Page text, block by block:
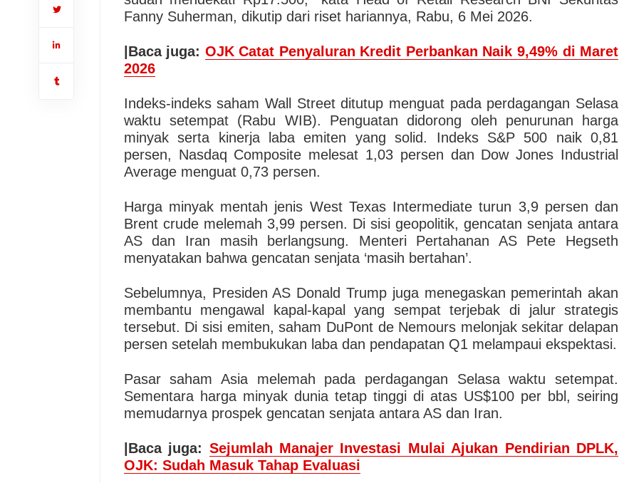
Fanny Suherman, dikutip dari riset hariannya, Rabu, 6 Mei 2026.
|Baca juga: OJK Catat Penyaluran Kredit Perbankan Naik 9,49% di Maret
2026
Indeks-indeks saham Wall Street ditutup menguat pada perdagangan Selasa
waktu setempat (Rabu WIB). Penguatan didorong oleh penurunan harga
minyak serta kinerja laba emiten yang solid. Indeks S&P 500 naik 0,81
persen, Nasdaq Composite melesat 1,03 persen dan Dow Jones Industrial
Average menguat 0,73 persen.
Harga minyak mentah jenis West Texas Intermediate turun 3,9 persen dan
Brent crude melemah 3,99 persen. Di sisi geopolitik, gencatan senjata antara
AS dan Iran masih berlangsung. Menteri Pertahanan AS Pete Hegseth
menyatakan bahwa gencatan senjata ‘masih bertahan’.
Sebelumnya, Presiden AS Donald Trump juga menegaskan pemerintah akan
membantu mengawal kapal-kapal yang sempat terjebak di jalur strategis
tersebut. Di sisi emiten, saham DuPont de Nemours melonjak sekitar delapan
persen setelah membukukan laba dan pendapatan Q1 melampaui ekspektasi.
Pasar saham Asia melemah pada perdagangan Selasa waktu setempat.
Sementara harga minyak dunia tetap tinggi di atas US$100 per bbl, seiring
memudarnya prospek gencatan senjata antara AS dan Iran.
|Baca juga: Sejumlah Manajer Investasi Mulai Ajukan Pendirian DPLK,
OJK: Sudah Masuk Tahap Evaluasi